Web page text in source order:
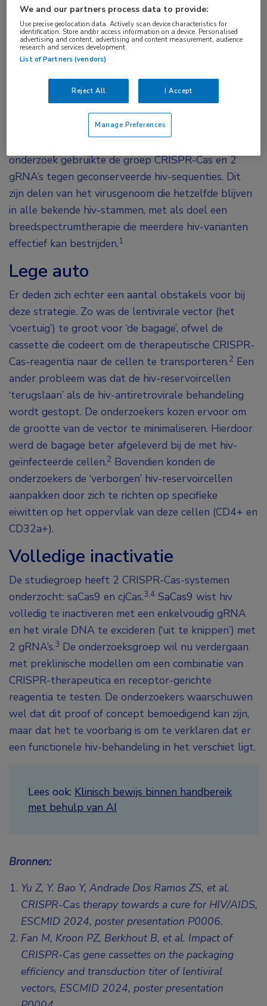
Een van de belangrijkste uitdagingen bij de
behandeling van hiv is dat dit virus het vermogen
heeft om zijn genoom te integreren in het DNA van
de gastheer. Dit maakt het virus bijzonder moeilijk te
elimineren. CRISPR-Cas-technologie werkt als een
moleculaire ‘schaar’ en kan met behulp van gids-
RNA (gRNA) het DNA op bepaalde plekken
‘doorknippen’ om het genoom van levende
onderzoek gebruikte de groep CRISPR-Cas en 2
gRNA’s tegen geconserveerde hiv-sequenties. Dit
zijn delen van het virusgenoom die hetzelfde blijven
in alle bekende hiv-stammen, met als doel een
breedspectrumtherapie die meerdere hiv-varianten
effectief kan bestrijden.1
Lege auto
Er deden zich echter een aantal obstakels voor bij
deze strategie. Zo was de lentivirale vector (het
‘voertuig’) te groot voor ‘de bagage’, ofwel de
cassette die codeert om de therapeutische CRISPR-
Cas-reagentia naar de cellen te transporteren.2 Een
ander probleem was dat de hiv-reservoircellen
‘terugslaan’ als de hiv-antiretrovirale behandeling
wordt gestopt. De onderzoekers kozen ervoor om
de grootte van de vector te minimaliseren. Hierdoor
werd de bagage beter afgeleverd bij de met hiv-
geïnfecteerde cellen.2 Bovendien konden de
onderzoekers de ‘verborgen’ hiv-reservoircellen
aanpakken door zich te richten op specifieke
eiwitten op het oppervlak van deze cellen (CD4+ en
CD32a+).
Volledige inactivatie
De studiegroep heeft 2 CRISPR-Cas-systemen
onderzocht: saCas9 en cjCas.3,4 SaCas9 wist hiv
volledig te inactiveren met een enkelvoudig gRNA
en het virale DNA te excideren (‘uit te knippen’) met
2 gRNA’s.3 De onderzoeksgroep wil nu verdergaan
met preklinische modellen om een combinatie van
CRISPR-therapeutica en receptor-gerichte
reagentia te testen. De onderzoekers waarschuwen
wel dat dit proof of concept bemoedigend kan zijn,
maar dat het te voorbarig is om te verklaren dat er
een functionele hiv-behandeling in het verschiet ligt.
Lees ook: Klinisch bewijs binnen handbereik
met behulp van AI
Bronnen:
Yu Z, Y. Bao Y, Andrade Dos Ramos ZS, et al.
CRISPR-Cas therapy towards a cure for HIV/AIDS,
ESCMID 2024, poster presentation P0006.
Fan M, Kroon PZ, Berkhout B, et al. Impact of
CRISPR-Cas gene cassettes on the packaging
efficiency and transduction titer of lentiviral
vectors, ESCMID 2024, poster presentation
We and our partners process data to provide:
Use precise geolocation data. Actively scan device characteristics for
identification. Store and/or access information on a device. Personalised
advertising and content, advertising and content measurement, audience
research and services development.
List of Partners (vendors)
Reject All I Accept
Manage Preferences